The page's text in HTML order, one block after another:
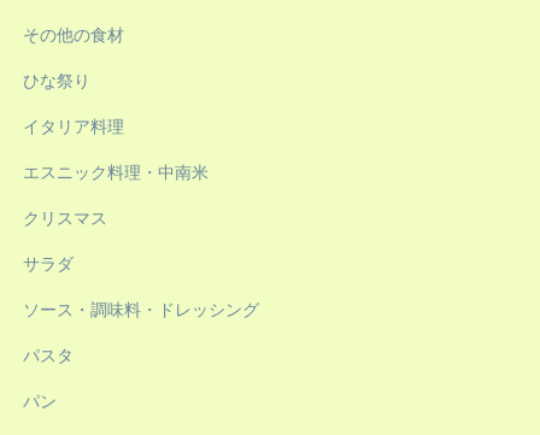
その他の食材
ひな祭り
イタリア料理
エスニック料理・中南米
クリスマス
サラダ
ソース・調味料・ドレッシング
パスタ
パン